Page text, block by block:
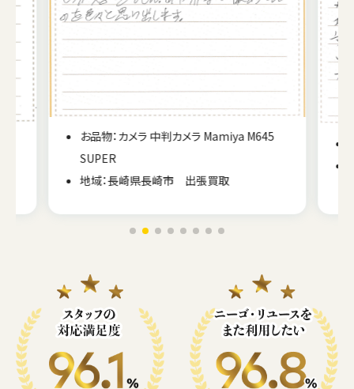
お品物：カメラ デジタルカメラ Canon IXY 910IS
地域：福島県矢巾町 出張買取